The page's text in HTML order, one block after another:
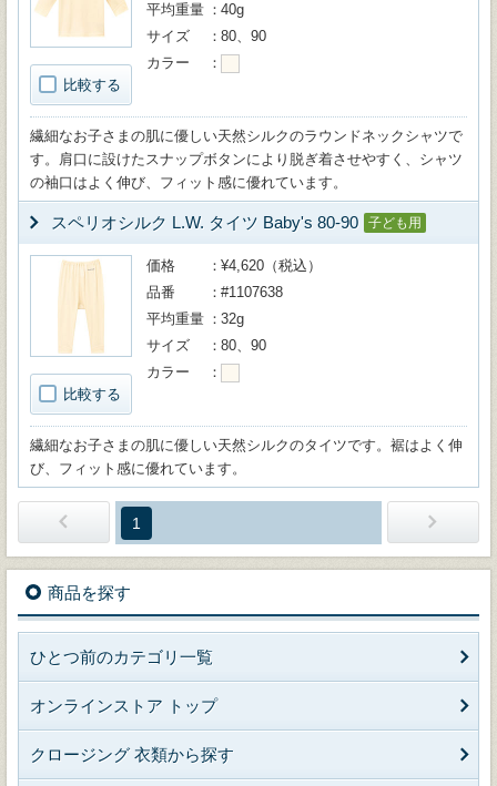
比較する
平均重量
40g
サイズ
80、90
カラー
繊細なお子さまの肌に優しい天然シルクのラウンドネックシャツで
す。肩口に設けたスナップボタンにより脱ぎ着させやすく、シャツ
の袖口はよく伸び、フィット感に優れています。
スペリオシルク L.W. タイツ Baby's 80-90 子ども用
比較する
価格
¥4,620（税込）
品番
#1107638
平均重量
32g
サイズ
80、90
カラー
繊細なお子さまの肌に優しい天然シルクのタイツです。裾はよく伸
び、フィット感に優れています。
1
商品を探す
ひとつ前のカテゴリ一覧
オンラインストア トップ
クロージング 衣類から探す